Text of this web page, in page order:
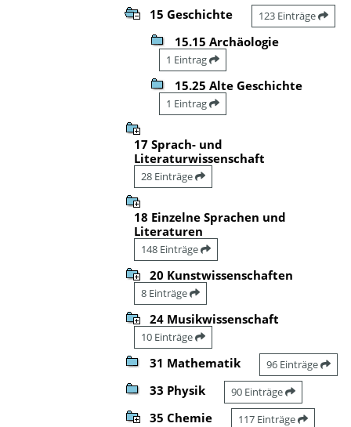
15 Geschichte 123 Einträge
15.15 Archäologie
1 Eintrag
15.25 Alte Geschichte
1 Eintrag
17 Sprach- und
Literaturwissenschaft
28 Einträge
18 Einzelne Sprachen und
Literaturen
148 Einträge
20 Kunstwissenschaften
8 Einträge
24 Musikwissenschaft
10 Einträge
31 Mathematik 96 Einträge
33 Physik 90 Einträge
35 Chemie 117 Einträge